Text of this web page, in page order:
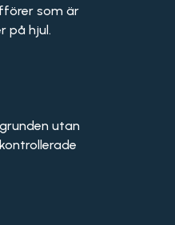
som är
på hjul.
utan